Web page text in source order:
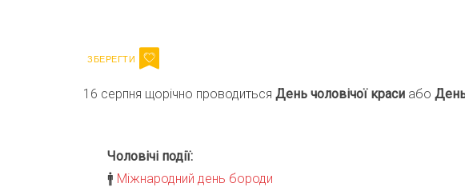
16 серпня щорічно проводиться День чоловічої краси або
Чоловічі події:
🚹 Міжнародний день бороди